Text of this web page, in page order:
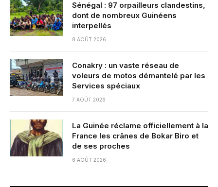
Sénégal : 97 orpailleurs clandestins,
dont de nombreux Guinéens
interpellés
8 AOÛT 2026
Conakry : un vaste réseau de
voleurs de motos démantelé par les
Services spéciaux
7 AOÛT 2026
La Guinée réclame officiellement à la
France les crânes de Bokar Biro et
de ses proches
6 AOÛT 2026